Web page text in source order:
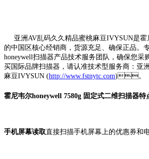
亚洲AV乱码久久精品蜜桃麻豆IVYSUN是霍
的中国区核心经销商，货源充足、确保正品
honeywell扫描器产品技术服务团队，确保您采
买国际品牌扫描器，请认准技术型服务商：
麻豆IVYSUN (http://www.fstnytc.com)。
霍尼韦尔honeywell 7580g 固定式二维扫描器特
手机屏幕读取直接扫描手机屏幕上的优惠券和电